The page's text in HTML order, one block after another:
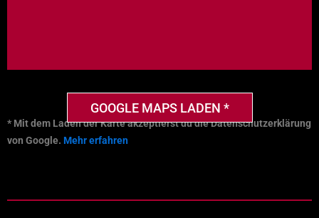
GOOGLE MAPS LADEN *
* Mit dem Laden der Karte akzeptierst du die Datenschutzerklärung
von Google. Mehr erfahren